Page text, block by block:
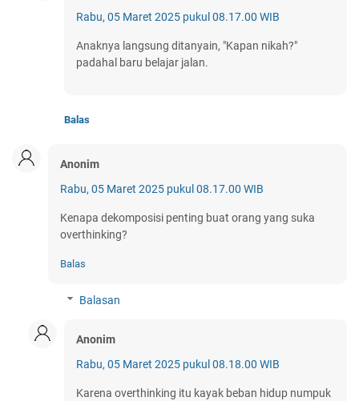
Rabu, 05 Maret 2025 pukul 08.17.00 WIB
Anaknya langsung ditanyain, "Kapan nikah?"
padahal baru belajar jalan.
Balas
Anonim
Rabu, 05 Maret 2025 pukul 08.17.00 WIB
Kenapa dekomposisi penting buat orang yang suka
overthinking?
Balas
Balasan
Anonim
Rabu, 05 Maret 2025 pukul 08.18.00 WIB
Karena overthinking itu kayak beban hidup numpuk